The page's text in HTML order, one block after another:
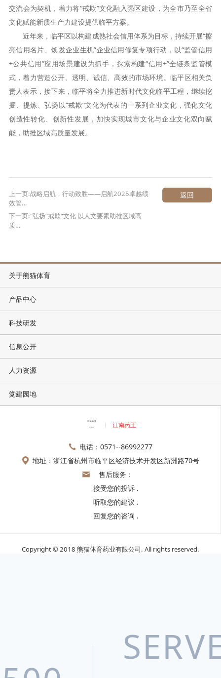
交流会为契机，着力将“戒欺”文化融入强区建设，为全市乃至全省
文化赋能新质生产力建设提供临平方案。
近年来，临平区以构建成熟社会信用体系为目标，持续开展“擦
亮信用名片、焕发企业生机”企业信用修复专项行动，以“监管信用
+公共信用”应用场景建设为抓手，探索构建“信用+”全链条监管模
式，着力营造公开、透明、诚信、高效的市场环境。临平区相关负
责人表示，接下来，临平将全力推进新时代文化临平工程，继续挖
掘、提炼、弘扬以“戒欺”文化为代表的一系列企业文化，强化文化
创造性转化、创新性发展，加快实现城市文化与企业文化双向赋
能，助推区域高质量发展。
上一页:战略启航，行动致胜——启航2025卓越绩
效管…
下一页:"弘扬“戒欺”文化 以人文要素助推区域高
质…
返回
关于熊猫体育
产品中心
科技研发
信息公开
人力资源
党建园地
江南药王
电话：0571--86992277
地址：浙江省杭州市临平区经济技术开发区新洲路70号
售后服务：
接受您的投诉 .
听取您的建议 .
回复您的咨询 .
Copyright © 2018 熊猫体育药业有限公司. All rights reserved.